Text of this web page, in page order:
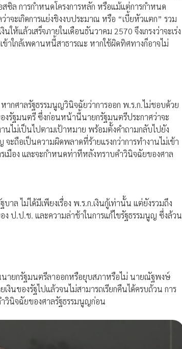
ซิล การกำหนดโครงการหลัก หรือแม้แต่การกำหนด
าจะเกิดการแย่งชิงงบประมาณ หรือ “เบี้ยหัวแตก” รวม
ให้แล้วเสร็จภายในเดือนธันวาคม 2570 จึงเกรงว่าจะเร่ง
าใกล้เพดานหนี้สาธารณะ หากใช้ผิดทิศทางก็อาจไม่
ศาลรัฐธรรมนูญวินิจฉัยว่าการออก พ.ร.ก.ไม่ชอบด้วย
งรัฐมนตรี ซึ่งก่อนหน้านี้นายกรัฐมนตรีประกาศว่าจะ
ไม่เป็นไปตามเป้าหมาย พร้อมตั้งคำถามกลับไปยัง
ะถือเป็นความผิดพลาดที่ร้ายแรงกว่าการทำงานไม่เข้า
มือง และจะกำหนดท่าทีหลังทราบคำวินิจฉัยของศาล
ไม่ได้มีเพียงเรื่อง พ.ร.ก.เงินกู้เท่านั้น แต่ยังรวมถึง
ป.ป.ช. และความล่าช้าในการแก้ไขรัฐธรรมนูญ ซึ่งล้วน
ายกรัฐมนตรีลาออกหรือยุบสภาหรือไม่ นายณัฐพงษ์
งินของรัฐไปแล้วจนไม่สามารถเรียกคืนได้ครบถ้วน การ
วินิจฉัยของศาลรัฐธรรมนูญก่อน